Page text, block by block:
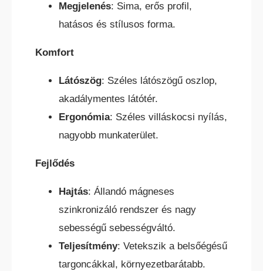
TARGONCA
Megjelenés: Sima, erős profil,
hatásos és stílusos forma.
Komfort
Látószög: Széles látószögű oszlop,
akadálymentes látótér.
Ergonómia: Széles villáskocsi nyílás,
nagyobb munkaterület.
Fejlődés
Hajtás: Állandó mágneses
szinkronizáló rendszer és nagy
sebességű sebességváltó.
Teljesítmény: Vetekszik a belsőégésű
targoncákkal, környezetbarátabb.